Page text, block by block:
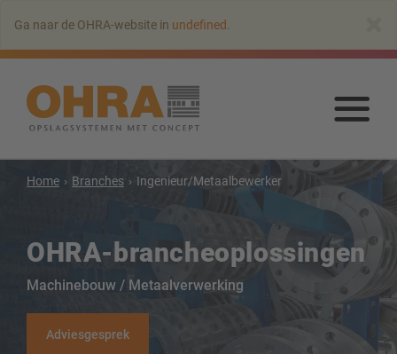
hoofdinhoud
springen
Ga naar de OHRA-website in undefined
Home Branches Ingenieur/Metaalbewerker
OHRA-brancheoplossingen
Machinebouw / Metaalverwerking
Adviesgesprek
Draagarmstellingen
Draagarmstelling met dak